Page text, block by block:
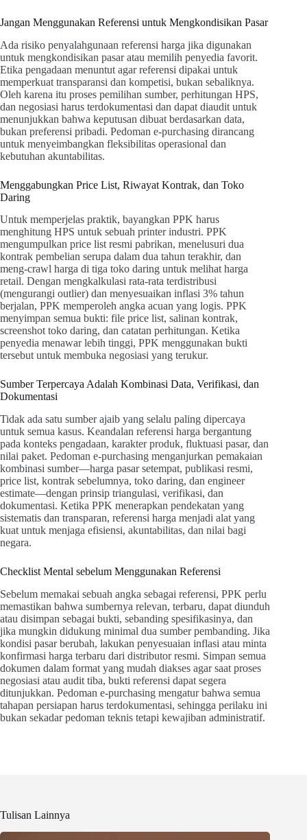
Jangan Menggunakan Referensi untuk Mengkondisikan Pasar
Ada risiko penyalahgunaan referensi harga jika digunakan
untuk mengkondisikan pasar atau memilih penyedia favorit.
Etika pengadaan menuntut agar referensi dipakai untuk
memperkuat transparansi dan kompetisi, bukan sebaliknya.
Oleh karena itu proses pemilihan sumber, perhitungan HPS,
dan negosiasi harus terdokumentasi dan dapat diaudit untuk
menunjukkan bahwa keputusan dibuat berdasarkan data,
bukan preferensi pribadi. Pedoman e-purchasing dirancang
untuk menyeimbangkan fleksibilitas operasional dan
kebutuhan akuntabilitas.
Menggabungkan Price List, Riwayat Kontrak, dan Toko
Daring
Untuk memperjelas praktik, bayangkan PPK harus
menghitung HPS untuk sebuah printer industri. PPK
mengumpulkan price list resmi pabrikan, menelusuri dua
kontrak pembelian serupa dalam dua tahun terakhir, dan
meng-crawl harga di tiga toko daring untuk melihat harga
retail. Dengan mengkalkulasi rata-rata terdistribusi
(mengurangi outlier) dan menyesuaikan inflasi 3% tahun
berjalan, PPK memperoleh angka acuan yang logis. PPK
menyimpan semua bukti: file price list, salinan kontrak,
screenshot toko daring, dan catatan perhitungan. Ketika
penyedia menawar lebih tinggi, PPK menggunakan bukti
tersebut untuk membuka negosiasi yang terukur.
Sumber Terpercaya Adalah Kombinasi Data, Verifikasi, dan
Dokumentasi
Tidak ada satu sumber ajaib yang selalu paling dipercaya
untuk semua kasus. Keandalan referensi harga bergantung
pada konteks pengadaan, karakter produk, fluktuasi pasar, dan
nilai paket. Pedoman e-purchasing menganjurkan pemakaian
kombinasi sumber—harga pasar setempat, publikasi resmi,
price list, kontrak sebelumnya, toko daring, dan engineer
estimate—dengan prinsip triangulasi, verifikasi, dan
dokumentasi. Ketika PPK menerapkan pendekatan yang
sistematis dan transparan, referensi harga menjadi alat yang
kuat untuk menjaga efisiensi, akuntabilitas, dan nilai bagi
negara.
Checklist Mental sebelum Menggunakan Referensi
Sebelum memakai sebuah angka sebagai referensi, PPK perlu
memastikan bahwa sumbernya relevan, terbaru, dapat diunduh
atau disimpan sebagai bukti, sebanding spesifikasinya, dan
jika mungkin didukung minimal dua sumber pembanding. Jika
kondisi pasar berubah, lakukan penyesuaian inflasi atau minta
konfirmasi harga terbaru dari distributor resmi. Simpan semua
dokumen dalam format yang mudah diakses agar saat proses
negosiasi atau audit tiba, bukti referensi dapat segera
ditunjukkan. Pedoman e-purchasing mengatur bahwa semua
tahapan persiapan harus terdokumentasi, sehingga perilaku ini
bukan sekadar pedoman teknis tetapi kewajiban administratif.
Tulisan Lainnya